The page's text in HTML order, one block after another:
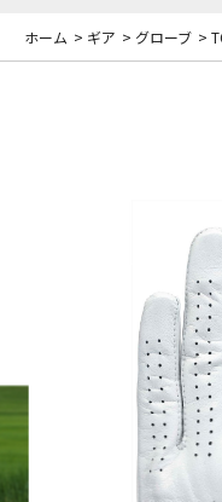
ホーム > ギア > グローブ >